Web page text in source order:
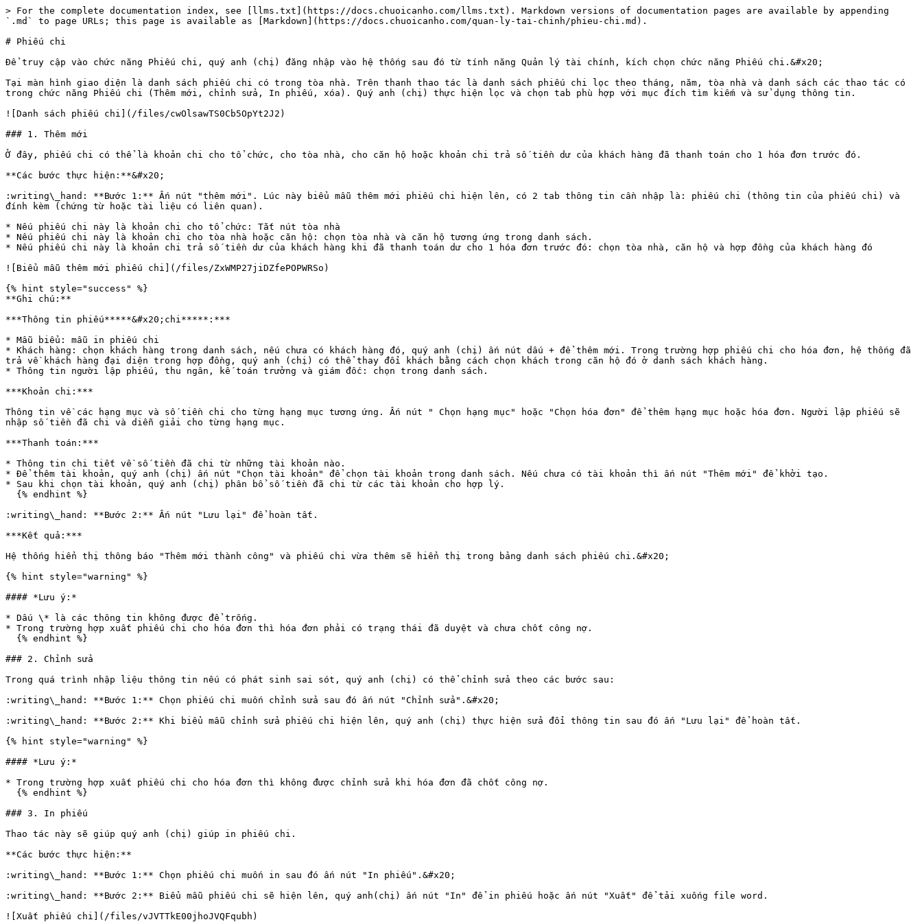
> For the complete documentation index, see [llms.txt](https://docs.chuoicanho.com/llms.txt). Markdown versions of documentation pages are available by appending
`.md` to page URLs; this page is available as [Markdown](https://docs.chuoicanho.com/quan-ly-tai-chinh/phieu-chi.md).
# Phiếu chi
Để truy cập vào chức năng Phiếu chi, quý anh (chị) đăng nhập vào hệ thống sau đó từ tính năng Quản lý tài chính, kích chọn chức năng Phiếu chi.&#x20;
Tại màn hình giao diện là danh sách phiếu chi có trong tòa nhà. Trên thanh thao tác là danh sách phiếu chi lọc theo tháng, năm, tòa nhà và danh sách các thao tác có
trong chức năng Phiếu chi (Thêm mới, chỉnh sửa, In phiếu, xóa). Quý anh (chị) thực hiện lọc và chọn tab phù hợp với mục đích tìm kiếm và sử dụng thông tin.
![Danh sách phiếu chi](/files/cwOlsawTS0Cb5OpYt2J2)
### 1. Thêm mới
Ở đây, phiếu chi có thể là khoản chi cho tổ chức, cho tòa nhà, cho căn hộ hoặc khoản chi trả số tiền dư của khách hàng đã thanh toán cho 1 hóa đơn trước đó.
**Các bước thực hiện:**&#x20;
:writing\_hand: **Bước 1:** Ấn nút "thêm mới". Lúc này biểu mẫu thêm mới phiếu chi hiện lên, có 2 tab thông tin cần nhập là: phiếu chi (thông tin của phiếu chi) và
đính kèm (chứng từ hoặc tài liệu có liên quan).
* Nếu phiếu chi này là khoản chi cho tổ chức: Tắt nút tòa nhà
* Nếu phiếu chi này là khoản chi cho tòa nhà hoặc căn hộ: chọn tòa nhà và căn hộ tương ứng trong danh sách.
* Nếu phiếu chi này là khoản chi trả số tiền dư của khách hàng khi đã thanh toán dư cho 1 hóa đơn trước đó: chọn tòa nhà, căn hộ và hợp đồng của khách hàng đó
![Biểu mẫu thêm mới phiếu chi](/files/ZxWMP27jiDZfePOPWRSo)
{% hint style="success" %}
**Ghi chú:**
***Thông tin phiếu*****&#x20;chi*****:***
* Mẫu biểu: mẫu in phiếu chi
* Khách hàng: chọn khách hàng trong danh sách, nếu chưa có khách hàng đó, quý anh (chị) ấn nút dấu + để thêm mới. Trong trường hợp phiếu chi cho hóa đơn, hệ thống đã
trả về khách hàng đại diện trong hợp đồng, quý anh (chị) có thể thay đổi khách bằng cách chọn khách trong căn hộ đó ở danh sách khách hàng.
* Thông tin người lập phiếu, thu ngân, kế toán trưởng và giám đốc: chọn trong danh sách.
***Khoản chi:***
Thông tin về các hạng mục và số tiền chi cho từng hạng mục tương ứng. Ấn nút " Chọn hạng mục" hoặc "Chọn hóa đơn" để thêm hạng mục hoặc hóa đơn. Người lập phiếu sẽ
nhập số tiền đã chi và diễn giải cho từng hạng mục.
***Thanh toán:***
* Thông tin chi tiết về số tiền đã chi từ những tài khoản nào.
* Để thêm tài khoản, quý anh (chị) ấn nút "Chọn tài khoản" để chọn tài khoản trong danh sách. Nếu chưa có tài khoản thì ấn nút "Thêm mới" để khởi tạo.
* Sau khi chọn tài khoản, quý anh (chị) phân bổ số tiền đã chi từ các tài khoản cho hợp lý.
:writing\_hand: **Bước 2:** Ấn nút "Lưu lại" để hoàn tất.
***Kết quả:***
Hệ thống hiển thị thông báo "Thêm mới thành công" và phiếu chi vừa thêm sẽ hiển thị trong bảng danh sách phiếu chi.&#x20;
{% hint style="warning" %}
#### *Lưu ý:*
* Dấu \* là các thông tin không được để trống.
* Trong trường hợp xuất phiếu chi cho hóa đơn thì hóa đơn phải có trạng thái đã duyệt và chưa chốt công nợ.
### 2. Chỉnh sửa
Trong quá trình nhập liệu thông tin nếu có phát sinh sai sót, quý anh (chị) có thể chỉnh sửa theo các bước sau:
:writing\_hand: **Bước 1:** Chọn phiếu chi muốn chỉnh sửa sau đó ấn nút "Chỉnh sửa".&#x20;
:writing\_hand: **Bước 2:** Khi biểu mẫu chỉnh sửa phiếu chi hiện lên, quý anh (chị) thực hiện sửa đổi thông tin sau đó ấn "Lưu lại" để hoàn tất.
{% hint style="warning" %}
#### *Lưu ý:*
* Trong trường hợp xuất phiếu chi cho hóa đơn thì không được chỉnh sửa khi hóa đơn đã chốt công nợ.
### 3. In phiếu
Thao tác này sẽ giúp quý anh (chị) giúp in phiếu chi.
**Các bước thực hiện:**
:writing\_hand: **Bước 1:** Chọn phiếu chi muốn in sau đó ấn nút "In phiếu".&#x20;
:writing\_hand: **Bước 2:** Biểu mẫu phiếu chi sẽ hiện lên, quý anh(chị) ấn nút "In" để in phiếu hoặc ấn nút "Xuất" để tải xuống file word.
![Xuất phiếu chi](/files/vJVTTkE00jhoJVQFqubh)